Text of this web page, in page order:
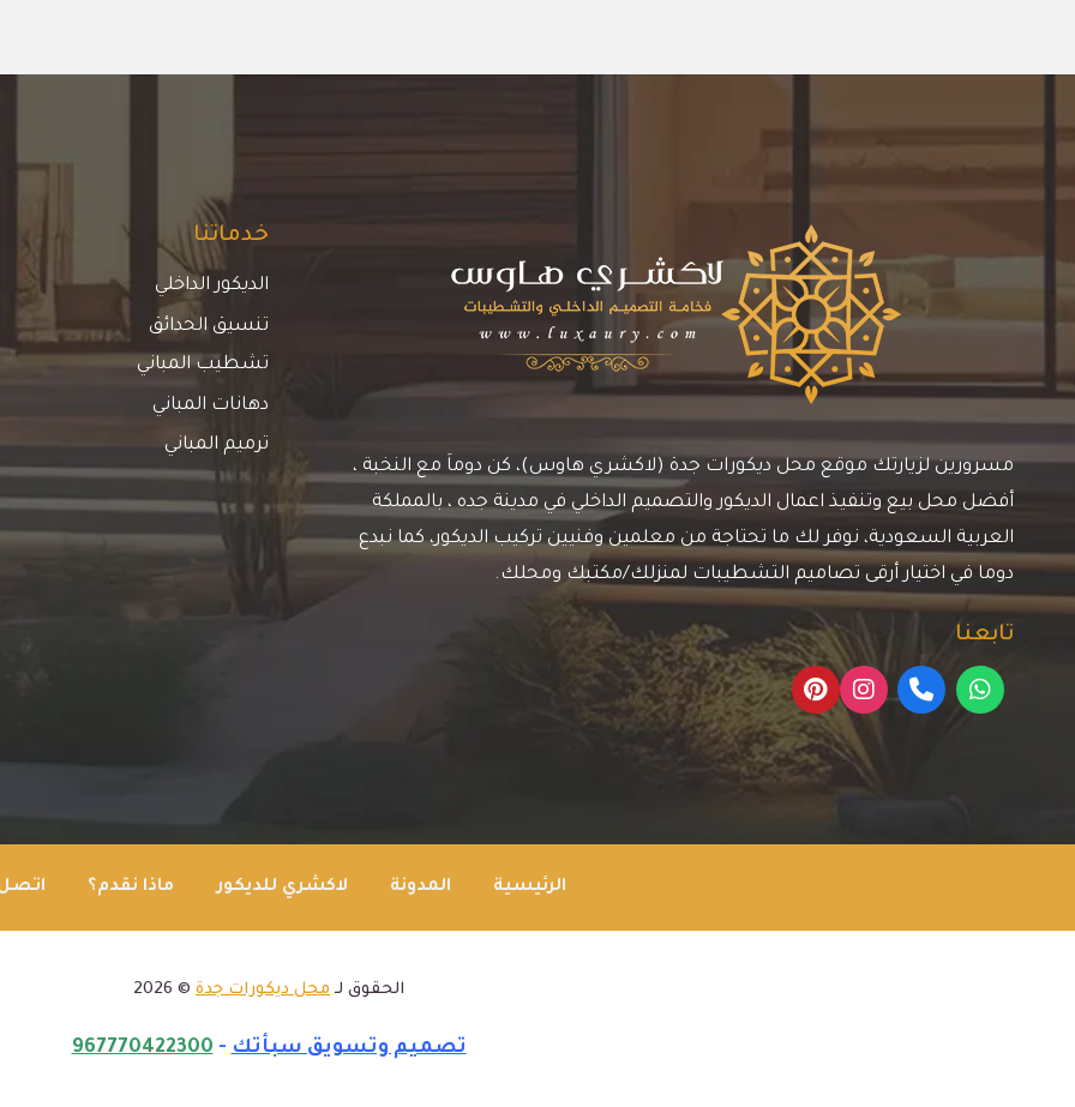
مسرورين لزيارتك موقع محل ديكورات جدة (لاكشري هاوس)، كن دوماَ مع النخبة ،
أفضل محل بيع وتنفيذ اعمال الديكور والتصميم الداخلي في مدينة جده ، بالمملكة
العربية السعودية، نوفر لك ما تحتاجة من معلمين وفنيين تركيب الديكور، كما نبدع
دوما في اختيار أرقى تصاميم التشطيبات لمنزلك/مكتبك ومحلك.
تابعنا
خدماتنا
الديكور الداخلي
تنسيق الحدائق
تشطيب المباني
دهانات المباني
ترميم المباني
الرئيسية المدونة لاكشري للديكور ماذا نقدم؟ اتصل
الحقوق لـ محل ديكورات جدة © 2026
تصميم وتسويق سبأتك-
967770422300